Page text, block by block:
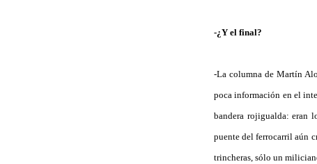
-¿Y el final?
-La columna de Martín
poca información en el
bandera rojigualda: eran
puente del ferrocarril aún
trincheras, sólo un